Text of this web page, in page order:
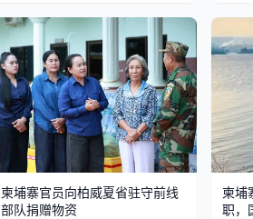
柬埔寨官员向柏威夏省驻守前线
部队捐赠物资
柬埔
职，